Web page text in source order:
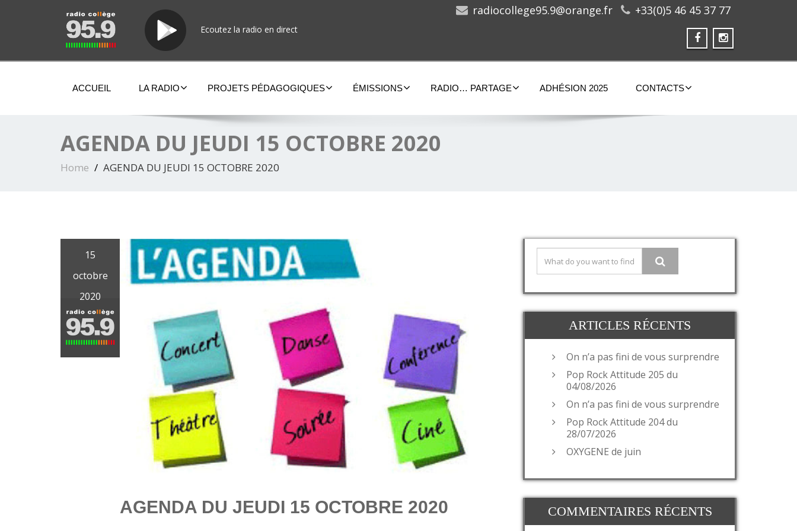
Ecoutez la radio en direct
radiocollege95.9@orange.fr +33(0)5 46 45 37 77
ACCUEIL LA RADIO PROJETS PÉDAGOGIQUES ÉMISSIONS RADIO… PARTAGE ADHÉSION 2025 CONTACTS
AGENDA DU JEUDI 15 OCTOBRE 2020
Home AGENDA DU JEUDI 15 OCTOBRE 2020
15
octobre
2020
AGENDA DU JEUDI 15 OCTOBRE 2020
ARTICLES RÉCENTS
On n’a pas fini de vous surprendre
Pop Rock Attitude 205 du
04/08/2026
On n’a pas fini de vous surprendre
Pop Rock Attitude 204 du
28/07/2026
OXYGENE de juin
COMMENTAIRES RÉCENTS